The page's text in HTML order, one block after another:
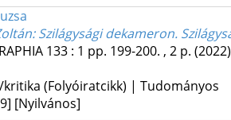
Szilágysági dekameron.
133: 1 pp. 199-200. , 2 p. (2022)
kritika (Folyóiratcikk) | Tudományos
[Nyilvános]